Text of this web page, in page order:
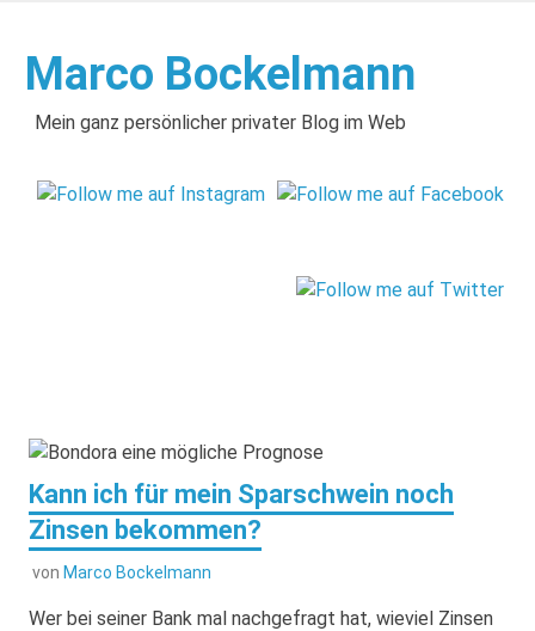
springen
Marco Bockelmann
Mein ganz persönlicher privater Blog im Web
Kann ich für mein Sparschwein noch
Zinsen bekommen?
von Marco Bockelmann
Wer bei seiner Bank mal nachgefragt hat, wieviel Zinsen